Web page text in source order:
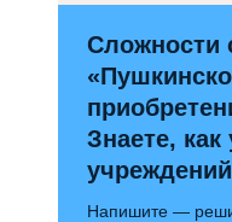
Сложности
Знаете,
Напишите —